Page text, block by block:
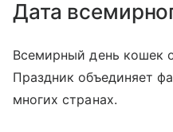
Дата
Всемирный день кошек
Праздник объединяет
многих странах.